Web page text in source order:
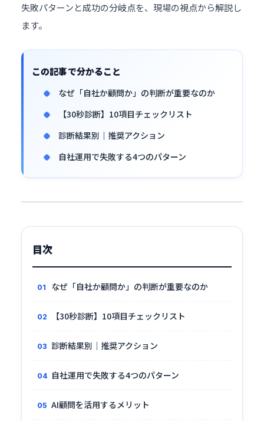
失敗パターンと成功の分岐点を、現場の視点から解説し
ます。
この記事で分かること
なぜ「自社か顧問か」の判断が重要なのか
【30秒診断】10項目チェックリスト
診断結果別｜推奨アクション
自社運用で失敗する4つのパターン
目次
なぜ「自社か顧問か」の判断が重要なのか
【30秒診断】10項目チェックリスト
診断結果別｜推奨アクション
自社運用で失敗する4つのパターン
AI顧問を活用するメリット